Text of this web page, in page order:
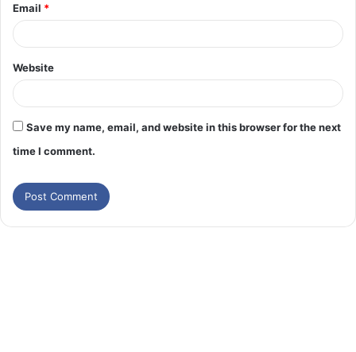
Email *
Website
Save my name, email, and website in this browser for the next
time I comment.